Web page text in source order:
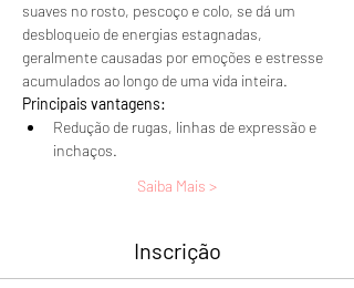
suaves no rosto, pescoço e colo, se dá um
desbloqueio de energias estagnadas,
geralmente causadas por emoções e estresse
acumulados ao longo de uma vida inteira.
Principais vantagens:
Redução de rugas, linhas de expressão e
inchaços.
Saiba Mais >
Inscrição